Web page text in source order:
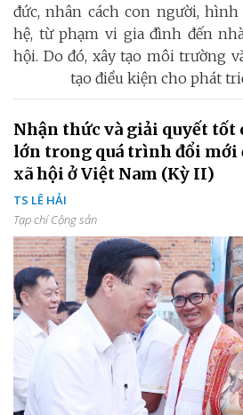
đức, nhân cách con người,
hệ, từ phạm vi gia đình đến
hội. Do đó, xây tạo môi trường
tạo điều kiện cho phát
Nhận thức và giải quyết tốt
lớn trong quá trình đổi mới
xã hội ở Việt Nam (Kỳ II)
TS LÊ HẢI
Tạp chí Cộng sản